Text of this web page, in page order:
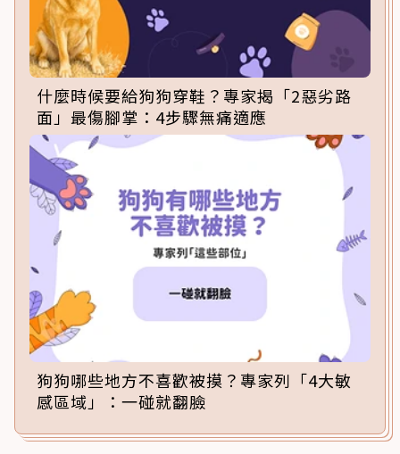
什麼時候要給狗狗穿鞋？專家揭「2惡劣路
面」最傷腳掌：4步驟無痛適應
狗狗哪些地方不喜歡被摸？專家列「4大敏
感區域」：一碰就翻臉